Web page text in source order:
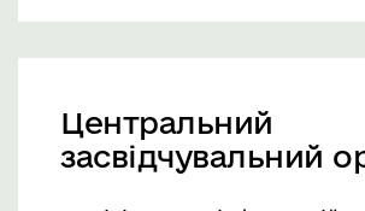
Центральний
засвідчувальний